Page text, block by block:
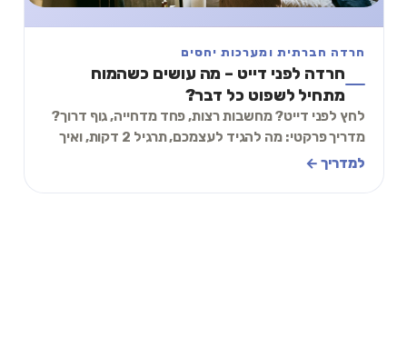
חרדה חברתית ומערכות יחסים
חרדה לפני דייט – מה עושים כשהמוח
מתחיל לשפוט כל דבר?
לחץ לפני דייט? מחשבות רצות, פחד מדחייה, גוף דרוך?
מדריך פרקטי: מה להגיד לעצמכם, תרגיל 2 דקות, ואיך
להגיע פחות במבחן ויותר בסקרנות.
למדריך ←